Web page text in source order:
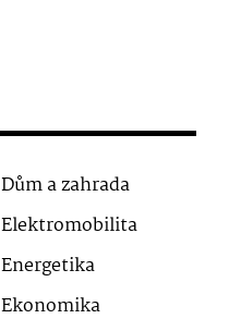
Dům a zahrada
Elektromobilita
Energetika
Ekonomika